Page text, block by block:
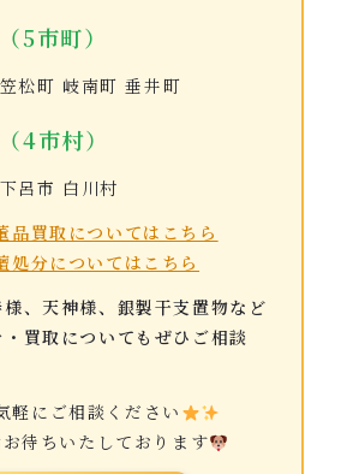
5市町）
松町 岐南町 垂井町
4市村）
呂市 白川村
品買取についてはこちら
処分についてはこちら
、天神様、銀製干支置物など
買取についてもぜひご相談
軽にご相談ください
待ちいたしております